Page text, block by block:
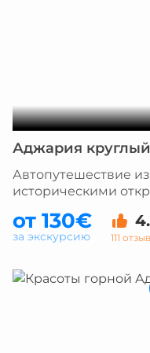
Аджария
Автопутешествие
историческими
от 130€
111
за экскурсию